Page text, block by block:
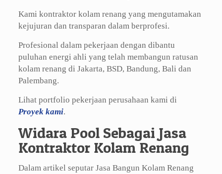
Kami kontraktor kolam renang yang mengutamakan
kejujuran dan transparan dalam berprofesi.
Profesional dalam pekerjaan dengan dibantu
puluhan energi ahli yang telah membangun ratusan
kolam renang di Jakarta, BSD, Bandung, Bali dan
Palembang.
Lihat portfolio pekerjaan perusahaan kami di
Proyek kami.
Widara Pool Sebagai Jasa
Kontraktor Kolam Renang
Dalam artikel seputar Jasa Bangun Kolam Renang